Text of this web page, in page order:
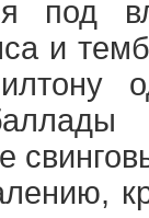
под
и